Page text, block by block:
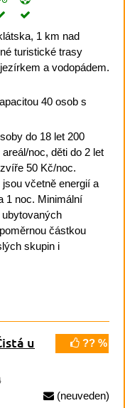
1 km nad
turistické trasy
a vodopádem.
40 osob s
do 18 let 200
noc, děti do 2 let
50 Kč/noc.
včetně energií a
1 noc. Minimální
částkou
skupin i
?? %
u
(neuveden)